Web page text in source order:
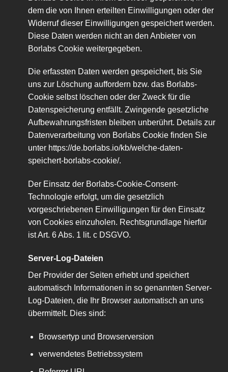
dem die von Ihnen erteilten Einwilligungen oder der
Widerruf dieser Einwilligungen gespeichert werden.
Diese Daten werden nicht an den Anbieter von
Borlabs Cookie weitergegeben.
Die erfassten Daten werden gespeichert, bis Sie
uns zur Löschung auffordern bzw. das Borlabs-
Cookie selbst löschen oder der Zweck für die
Datenspeicherung entfällt. Zwingende gesetzliche
Aufbewahrungsfristen bleiben unberührt. Details zur
Datenverarbeitung von Borlabs Cookie finden Sie
unter https://de.borlabs.io/kb/welche-daten-
speichert-borlabs-cookie/.
Der Einsatz der Borlabs-Cookie-Consent-
Technologie erfolgt, um die gesetzlich
vorgeschriebenen Einwilligungen für den Einsatz
von Cookies einzuholen. Rechtsgrundlage hierfür
ist Art. 6 Abs. 1 lit. c DSGVO.
Server-Log-Dateien
Der Provider der Seiten erhebt und speichert
automatisch Informationen in so genannten Server-
Log-Dateien, die Ihr Browser automatisch an uns
übermittelt. Dies sind:
Browsertyp und Browserversion
verwendetes Betriebssystem